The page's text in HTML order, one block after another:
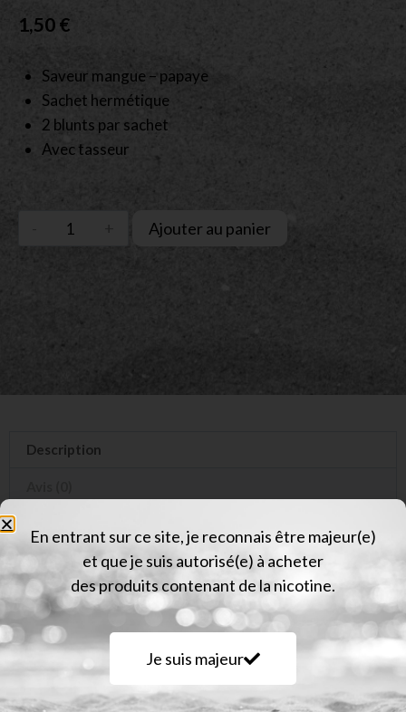
1,50€
Saveur mangue – papaye
Sachet hermétique
2 blunts par sachet
Avec tasseur
Ajouter au panier
Description
Description
Saveur mangue – papaye
Sachet hermétique
2 blunts par sachet
Avec tasseur
En entrant sur ce site, je reconnais être majeur(e)
et que je suis autorisé(e) à acheter
des produits contenant de la nicotine.
Je suis majeur